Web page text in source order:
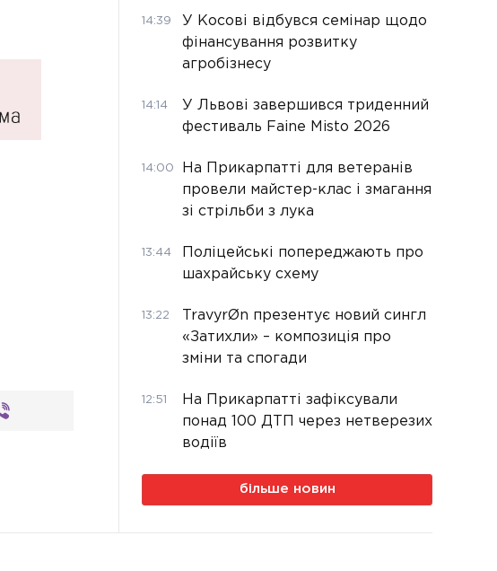
14:39
У Косові відбувся семінар щодо
фінансування розвитку
агробізнесу
14:14
У Львові завершився триденний
фестиваль Faine Misto 2026
14:00
На Прикарпатті для ветеранів
провели майстер-клас і змагання
зі стрільби з лука
13:44
Поліцейські попереджають про
шахрайську схему
13:22
TravyrØn презентує новий сингл
«Затихли» – композиція про
зміни та спогади
12:51
На Прикарпатті зафіксували
понад 100 ДТП через нетверезих
водіїв
більше новин